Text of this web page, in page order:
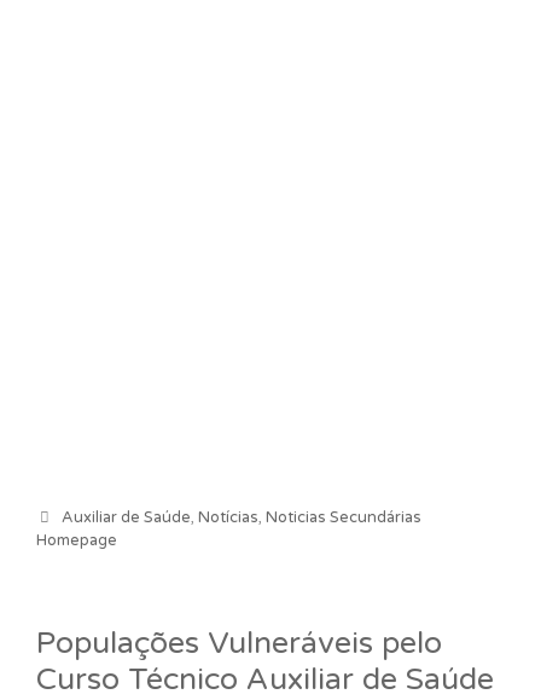
Categorias
Auxiliar de Saúde, Notícias, Noticias Secundárias
Homepage
Populações Vulneráveis pelo
Curso Técnico Auxiliar de Saúde